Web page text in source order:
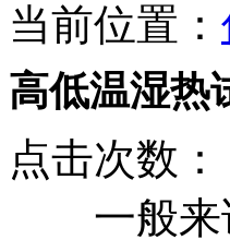
当前位置：
高低温湿热
点击次数：
一般来